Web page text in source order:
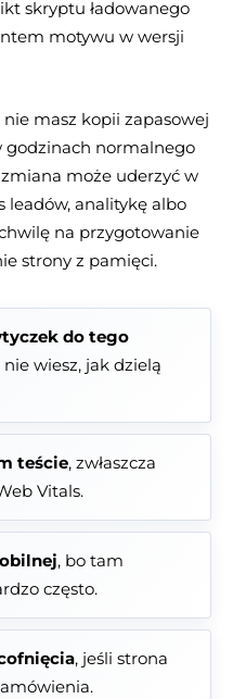
skryptu ładowanego
motywu w wersji
masz kopii zapasowej
godzinach normalnego
może uderzyć w
leadów, analitykę albo
na przygotowanie
strony z pamięci.
do tego
nie wiesz, jak dzielą
teście, zwłaszcza
Vitals.
, bo tam
często.
, jeśli strona